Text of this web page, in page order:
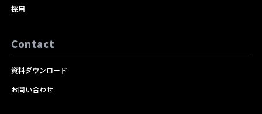
採用
Contact
資料ダウンロード
お問い合わせ